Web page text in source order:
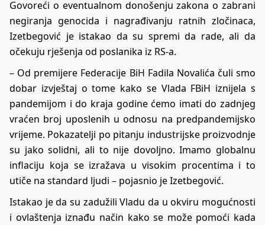
Govoreći o eventualnom donošenju zakona o zabrani
negiranja genocida i nagrađivanju ratnih zločinaca,
Izetbegović je istakao da su spremi da rade, ali da
očekuju rješenja od poslanika iz RS-a.
– Od premijere Federacije BiH Fadila Novalića čuli smo
dobar izvještaj o tome kako se Vlada FBiH iznijela s
pandemijom i do kraja godine ćemo imati do zadnjeg
vraćen broj uposlenih u odnosu na predpandemijsko
vrijeme. Pokazatelji po pitanju industrijske proizvodnje
su jako solidni, ali to nije dovoljno. Imamo globalnu
inflaciju koja se izražava u visokim procentima i to
utiče na standard ljudi – pojasnio je Izetbegović.
Istakao je da su zadužili Vladu da u okviru mogućnosti
i ovlaštenja iznađu način kako se može pomoći kada